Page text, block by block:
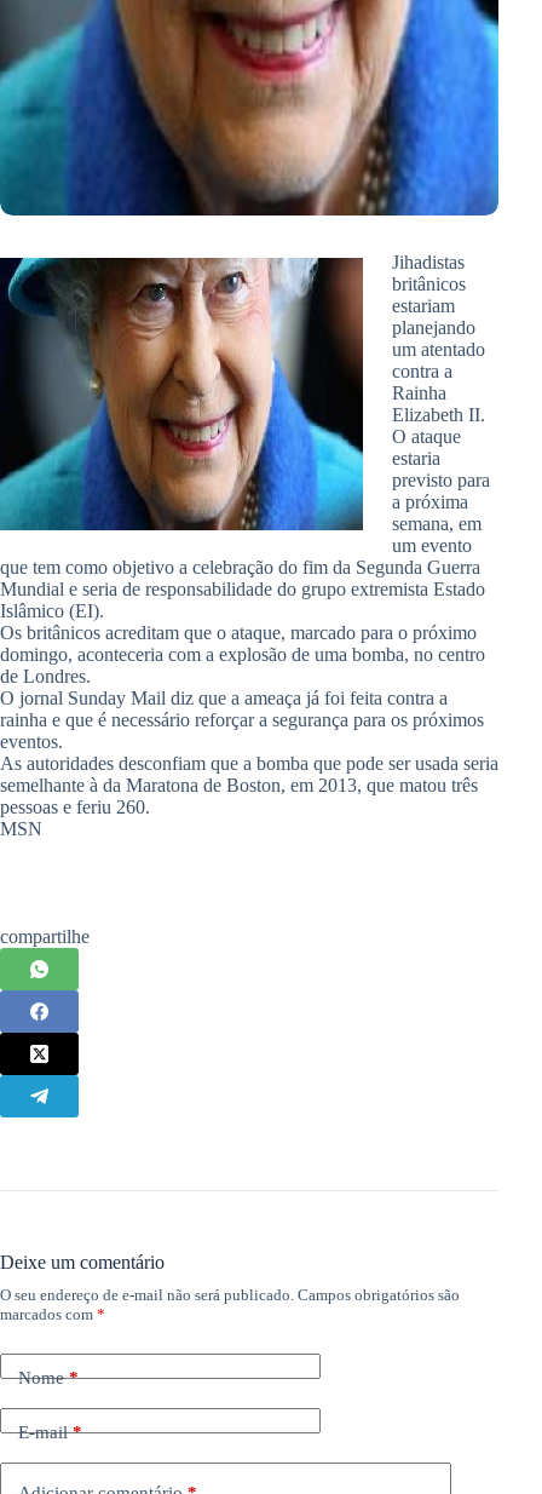
Jihadistas
britânicos
estariam
planejando
um atentado
contra a
Rainha
Elizabeth II.
O ataque
estaria
previsto para
a próxima
semana, em
um evento
que tem como objetivo a celebração do fim da Segunda Guerra
Mundial e seria de responsabilidade do grupo extremista Estado
Islâmico (EI).
Os britânicos acreditam que o ataque, marcado para o próximo
domingo, aconteceria com a explosão de uma bomba, no centro
de Londres.
O jornal Sunday Mail diz que a ameaça já foi feita contra a
rainha e que é necessário reforçar a segurança para os próximos
eventos.
As autoridades desconfiam que a bomba que pode ser usada seria
semelhante à da Maratona de Boston, em 2013, que matou três
pessoas e feriu 260.
MSN
compartilhe
Deixe um comentário
O seu endereço de e-mail não será publicado. Campos obrigatórios são
marcados com *
Nome*
E-mail*